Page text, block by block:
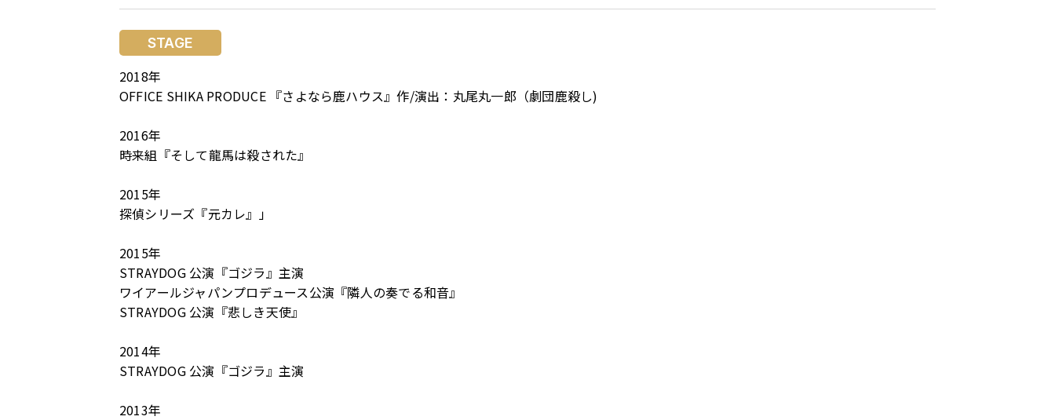
STAGE
2018年
OFFICE SHIKA PRODUCE 『さよなら⿅ハウス』作/演出：丸尾丸⼀郎（劇団⿅殺し)
2016年
時来組『そして⿓⾺は殺された』
2015年
探偵シリーズ『元カレ』」
2015年
STRAYDOG 公演『ゴジラ』主演
ワイアールジャパンプロデュース公演『隣⼈の奏でる和⾳』
STRAYDOG 公演『悲しき天使』
2014年
STRAYDOG 公演『ゴジラ』主演
2013年